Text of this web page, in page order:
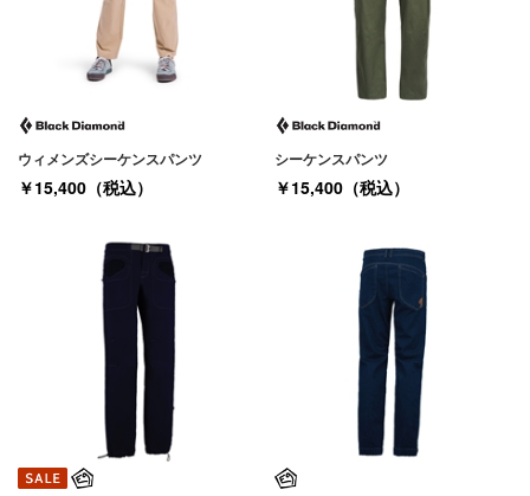
ウィメンズシーケンスパンツ
￥15,400（税込）
シーケンスパンツ
￥15,400（税込）